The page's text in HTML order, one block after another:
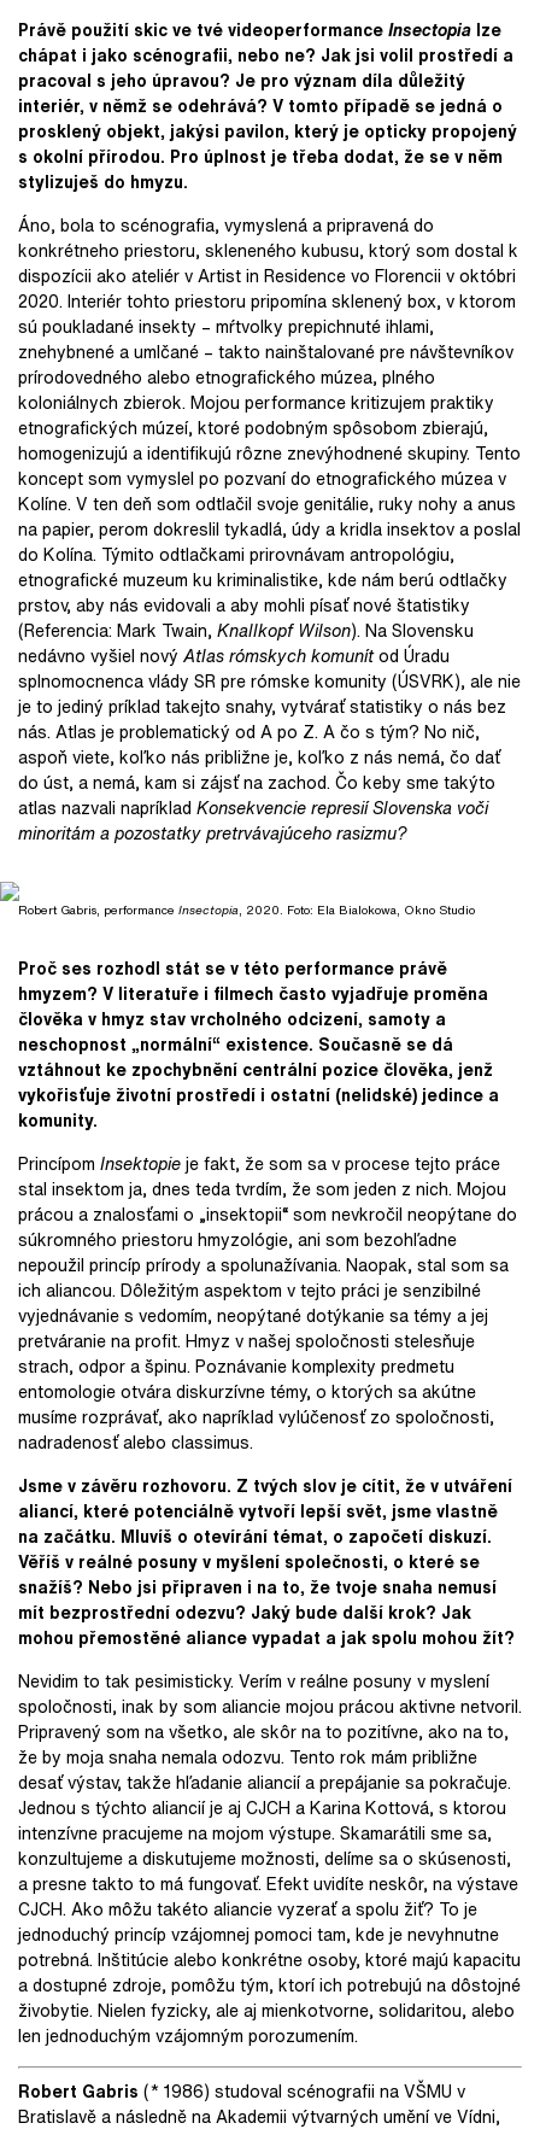
Právě použití skic ve tvé videoperformanceInsectopia lze
chápat i jako scénografii, nebo ne? Jak jsi volil prostředí a
pracoval s jeho úpravou? Je pro význam díla důležitý
interiér, v němž se odehrává? V tomto případě se jedná o
prosklený objekt, jakýsi pavilon, který je opticky propojený
s okolní přírodou. Pro úplnost je třeba dodat, že sev něm
stylizuješ do hmyzu.
Áno, bola to scénografia, vymyslená a pripravená do
konkrétneho priestoru, skleneného kubusu, ktorý som dostal k
dispozícii ako ateliér v Artist in Residence vo Florencii v októbri
2020. Interiér tohto priestoru pripomína sklenený box, v ktorom
sú poukladané insekty – mŕtvolky prepichnuté ihlami,
znehybnené a umlčané – takto nainštalované pre návštevníkov
prírodovedného alebo etnografického múzea, plného
koloniálnych zbierok. Mojou performance kritizujem praktiky
etnografických múzeí, ktoré podobným spôsobom zbierajú,
homogenizujú a identifikujú rôzne znevýhodnené skupiny. Tento
koncept som vymyslel po pozvaní do etnografického múzea v
Kolíne. V ten deň som odtlačil svoje genitálie, ruky nohy a anus
na papier, perom dokreslil tykadlá, údy a kridla insektov a poslal
do Kolína. Týmito odtlačkami prirovnávam antropológiu,
etnografické muzeum ku kriminalistike, kde nám berú odtlačky
prstov, aby nás evidovali a aby mohli písať nové štatistiky
(Referencia: Mark Twain, Knallkopf Wilson). Na Slovensku
nedávno vyšiel nový Atlas rómskych komunítod Úradu
splnomocnenca vlády SR pre rómske komunity (ÚSVRK), ale nie
je to jediný príklad takejto snahy, vytvárať statistiky o nás bez
nás. Atlas je problematický od A po Z. A čo s tým? No nič,
aspoň viete, koľko nás približne je, koľko z nás nemá, čo dať
do úst, a nemá, kam si zájsť na zachod. Čo keby sme takýto
atlas nazvali napríklad Konsekvencie represií Slovenska voči
minoritám a pozostatky pretrvávajúceho rasizmu?
Robert Gabris, performance Insectopia, 2020. Foto: Ela Bialokowa, Okno Studio
Proč ses rozhodl stát se v této performance právě
hmyzem? V literatuře i filmech často vyjadřuje proměna
člověka v hmyz stav vrcholného odcizení, samoty a
neschopnost „normální“ existence. Současně se dá
vztáhnout ke zpochybnění centrální pozice člověka, jenž
vykořisťuje životní prostředí i ostatní (nelidské) jedince a
komunity.
Princípom Insektopieje fakt, že som sa v procese tejto práce
stal insektom ja, dnes teda tvrdím, že som jeden z nich. Mojou
prácou a znalosťami o „insektopii“ som nevkročil neopýtane do
súkromného priestoru hmyzológie, ani som bezohľadne
nepoužil princíp prírody a spolunažívania. Naopak, stal som sa
ich aliancou. Dôležitým aspektom v tejto práci je senzibilné
vyjednávanie s vedomím, neopýtané dotýkanie sa témy a jej
pretváranie na profit. Hmyz v našej spoločnosti stelesňuje
strach, odpor a špinu. Poznávanie komplexity predmetu
entomologie otvára diskurzívne témy, o ktorých sa akútne
musíme rozprávať, ako napríklad vylúčenosť zo spoločnosti,
nadradenosť alebo classimus.
Jsme v závěru rozhovoru. Z tvých slov je cítit, že v utváření
aliancí, které potenciálně vytvoří lepší svět, jsme vlastně
na začátku. Mluvíš o otevírání témat, o započetí diskuzí.
Věříš v reálné posuny v myšlení společnosti, o které se
snažíš? Nebo jsi připraven i na to, že tvoje snaha nemusí
mít bezprostřední odezvu? Jaký bude další krok? Jak
mohou přemostěné aliance vypadat a jak spolu mohou žít?
Nevidim to tak pesimisticky. Verím v reálne posuny v myslení
spoločnosti, inak by som aliancie mojou prácou aktivne netvoril.
Pripravený som na všetko, ale skôr na to pozitívne, ako na to,
že by moja snaha nemala odozvu. Tento rok mám približne
desať výstav, takže hľadanie aliancií a prepájanie sa pokračuje.
Jednou s týchto aliancií je aj CJCH a Karina Kottová, s ktorou
intenzívne pracujeme na mojom výstupe. Skamarátili sme sa,
konzultujeme a diskutujeme možnosti, delíme sa o skúsenosti,
a presne takto to má fungovať. Efekt uvidíte neskôr, na výstave
CJCH. Ako môžu takéto aliancie vyzerať a spolu žiť? To je
jednoduchý princíp vzájomnej pomoci tam, kde je nevyhnutne
potrebná. Inštitúcie alebo konkrétne osoby, ktoré majú kapacitu
a dostupné zdroje, pomôžu tým, ktorí ich potrebujú na dôstojné
živobytie. Nielen fyzicky, ale aj mienkotvorne, solidaritou, alebo
len jednoduchým vzájomným porozumením.
Robert Gabris (* 1986) studoval scénografii na VŠMU v
Bratislavě a následně na Akademii výtvarných umění ve Vídni,